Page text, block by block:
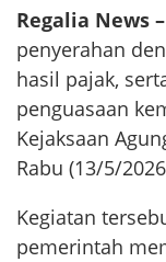
Regalia News –
penyerahan
hasil pajak,
penguasaan
Kejaksaan
Rabu (13/5/
Kegiatan
pemerintah